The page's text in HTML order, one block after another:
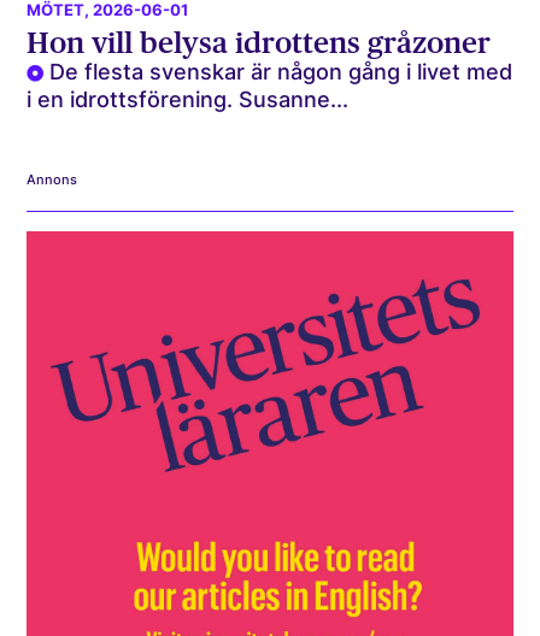
MÖTET, 2026-06-01
Hon vill belysa idrottens gråzoner
De flesta svenskar är någon gång i livet med
i en idrottsförening. Susanne...
Annons